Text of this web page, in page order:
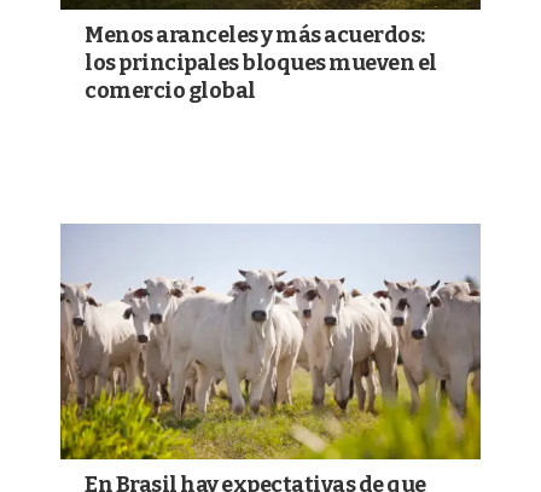
Menos aranceles y más acuerdos:
los principales bloques mueven el
comercio global
En Brasil hay expectativas de que